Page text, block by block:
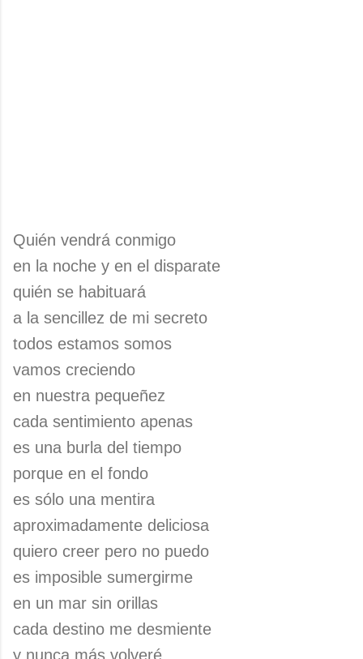
Quién vendrá conmigo
en la noche y en el disparate
quién se habituará
a la sencillez de mi secreto
todos estamos somos
vamos creciendo
en nuestra pequeñez
cada sentimiento apenas
es una burla del tiempo
porque en el fondo
es sólo una mentira
aproximadamente deliciosa
quiero creer pero no puedo
es imposible sumergirme
en un mar sin orillas
cada destino me desmiente
y nunca más volveré